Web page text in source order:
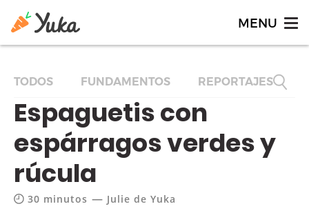
TODOS FUNDAMENTOS REPORTAJES
Espaguetis con
espárragos verdes y
rúcula
30 minutos — Julie de Yuka